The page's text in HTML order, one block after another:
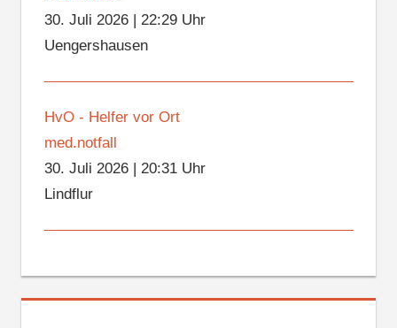
30. Juli 2026| 22:29 Uhr
Uengershausen
HvO - Helfer vor Ort
med.notfall
30. Juli 2026| 20:31 Uhr
Lindflur